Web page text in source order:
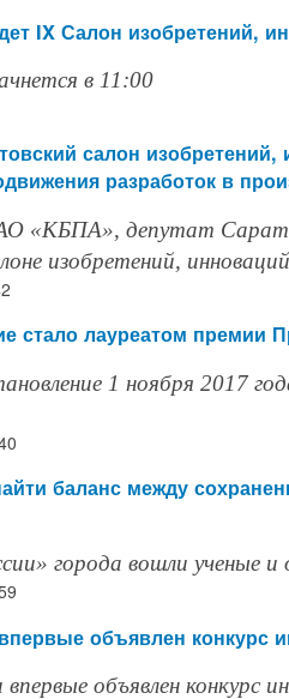
IX Салон изобретений,
в 11:00
салон
разработок в
«КБПА», депутат
изобретений,
стало лауреатом премии
1 ноября 2017
баланс между
города вошли ученые и
объявлен конкурс
объявлен конкурс